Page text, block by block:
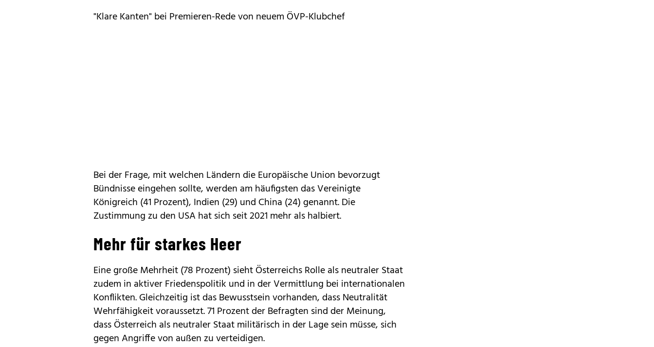
"Klare Kanten" bei Premieren-Rede von neuem ÖVP-Klubchef
Bei der Frage, mit welchen Ländern die Europäische Union bevorzugt
Bündnisse eingehen sollte, werden am häufigsten das Vereinigte
Königreich (41 Prozent), Indien (29) und China (24) genannt. Die
Zustimmung zu den USA hat sich seit 2021 mehr als halbiert.
Mehr für starkes Heer
Eine große Mehrheit (78 Prozent) sieht Österreichs Rolle als neutraler Staat
zudem in aktiver Friedenspolitik und in der Vermittlung bei internationalen
Konflikten. Gleichzeitig ist das Bewusstsein vorhanden, dass Neutralität
Wehrfähigkeit voraussetzt. 71 Prozent der Befragten sind der Meinung,
dass Österreich als neutraler Staat militärisch in der Lage sein müsse, sich
gegen Angriffe von außen zu verteidigen.